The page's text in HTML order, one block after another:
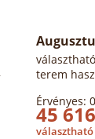
terem
Érvényes:
45